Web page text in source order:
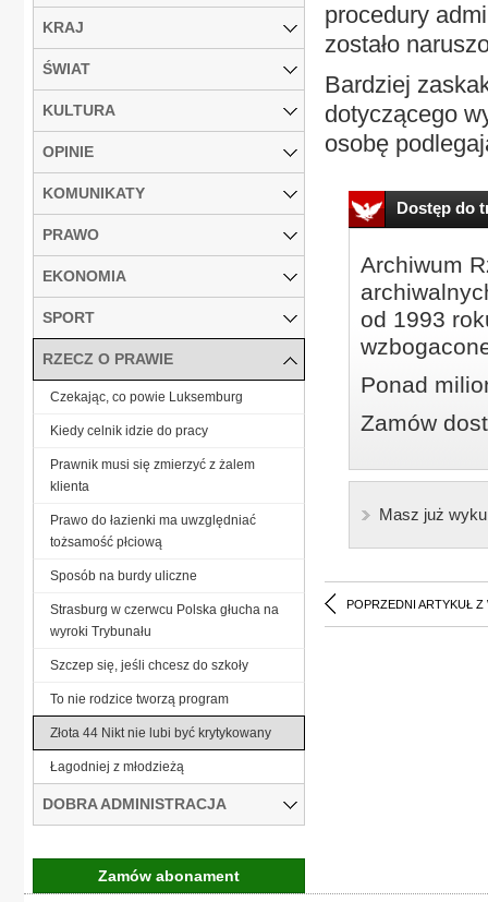
procedury
zostało
Bardziej
dotyczącego
osobę
Dostęp do
Archiwum
od 1993
Ponad
Zamów
Masz już
POPRZEDNI ARTYKUŁ Z
KRAJ
ŚWIAT
KULTURA
OPINIE
KOMUNIKATY
PRAWO
EKONOMIA
SPORT
RZECZ O PRAWIE
Czekając, co powie Luksemburg
Kiedy celnik idzie do pracy
Prawnik musi się zmierzyć z żalem
klienta
Prawo do łazienki ma uwzględniać
tożsamość płciową
Sposób na burdy uliczne
Strasburg w czerwcu Polska głucha na
wyroki Trybunału
Szczep się, jeśli chcesz do szkoły
To nie rodzice tworzą program
Złota 44 Nikt nie lubi być krytykowany
Łagodniej z młodzieżą
DOBRA ADMINISTRACJA
Zamów abonament